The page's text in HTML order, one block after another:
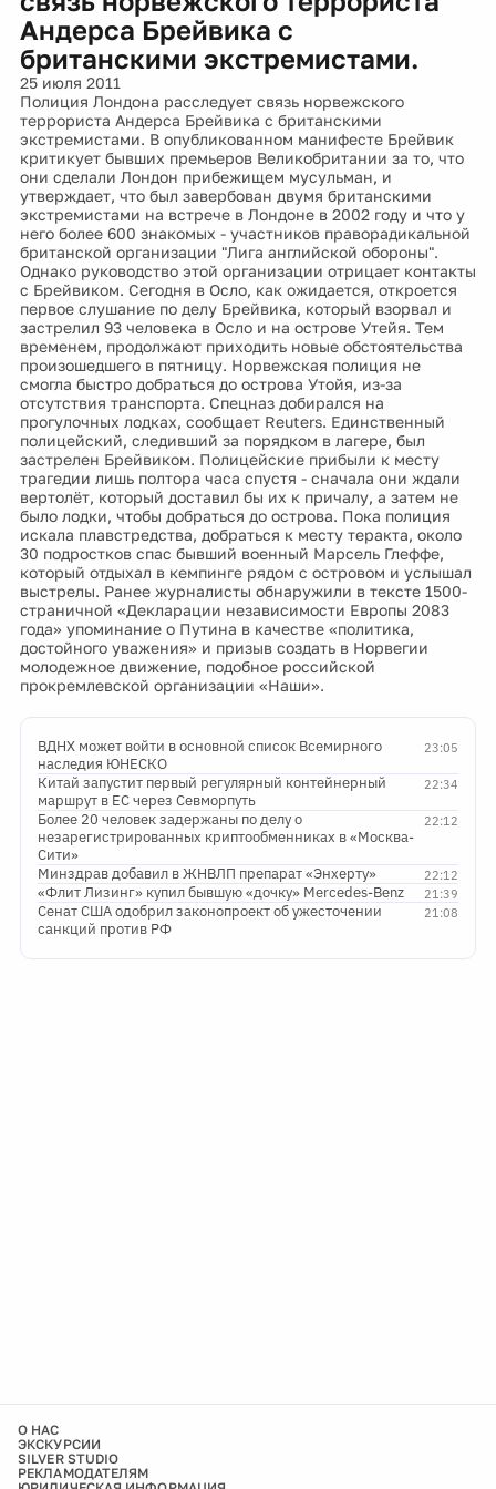
Андерса Брейвика с
британскими экстремистами.
25 июля 2011
Полиция Лондона расследует связь норвежского
террориста Андерса Брейвика с британскими
экстремистами. В опубликованном манифесте Брейвик
критикует бывших премьеров Великобритании за то, что
они сделали Лондон прибежищем мусульман, и
утверждает, что был завербован двумя британскими
экстремистами на встрече в Лондоне в 2002 году и что у
него более 600 знакомых - участников праворадикальной
британской организации "Лига английской обороны".
Однако руководство этой организации отрицает контакты
с Брейвиком. Сегодня в Осло, как ожидается, откроется
первое слушание по делу Брейвика, который взорвал и
застрелил 93 человека в Осло и на острове Утейя. Тем
временем, продолжают приходить новые обстоятельства
произошедшего в пятницу. Норвежская полиция не
смогла быстро добраться до острова Утойя, из-за
отсутствия транспорта. Спецназ добирался на
прогулочных лодках, сообщает Reuters. Единственный
полицейский, следивший за порядком в лагере, был
застрелен Брейвиком. Полицейские прибыли к месту
трагедии лишь полтора часа спустя - сначала они ждали
вертолёт, который доставил бы их к причалу, а затем не
было лодки, чтобы добраться до острова. Пока полиция
искала плавстредства, добраться к месту теракта, около
30 подростков спас бывший военный Марсель Глеффе,
который отдыхал в кемпинге рядом с островом и услышал
выстрелы. Ранее журналисты обнаружили в тексте 1500-
страничной «Декларации независимости Европы 2083
года» упоминание о Путина в качестве «политика,
достойного уважения» и призыв создать в Норвегии
молодежное движение, подобное российской
прокремлевской организации «Наши».
23:05
ВДНХ может войти в основной список Всемирного
наследия ЮНЕСКО
22:34
Китай запустит первый регулярный контейнерный
маршрут в ЕС через Севморпуть
22:12
Более 20 человек задержаны по делу о
незарегистрированных криптообменниках в «Москва-
Сити»
22:12
Минздрав добавил в ЖНВЛП препарат «Энхерту»
21:39
«Флит Лизинг» купил бывшую «дочку» Mercedes-Benz
21:08
Сенат США одобрил законопроект об ужесточении
санкций против РФ
О НАС
ЭКСКУРСИИ
SILVER STUDIO
РЕКЛАМОДАТЕЛЯМ